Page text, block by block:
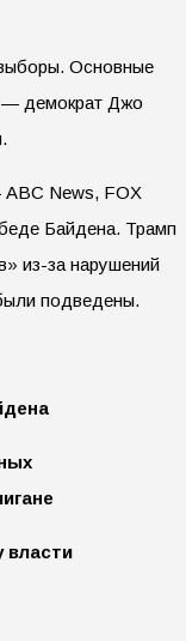
Основные
— демократ Джо
News, FOX
Байдена. Трамп
из-за нарушений
подведены.
власти